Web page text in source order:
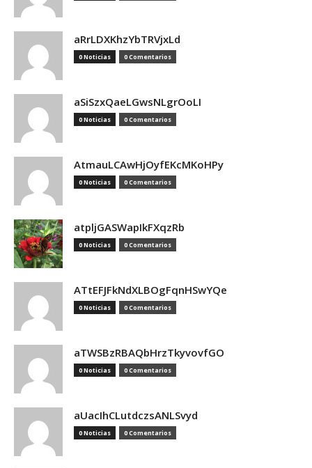
aRrLDXKhzYbTRVjxLd
0 Noticias 0 Comentarios
aSiSzxQaeLGwsNLgrOoLI
0 Noticias 0 Comentarios
AtmauLCAwHjOyfEKcMKoHPy
0 Noticias 0 Comentarios
atpljGASWapIkFXqzRb
0 Noticias 0 Comentarios
ATtEFJFkNdXLBOgFqnHSwYQe
0 Noticias 0 Comentarios
aTWSBzRBAQbHrzTkyvovfGO
0 Noticias 0 Comentarios
aUacIhCLutdczsANLSvyd
0 Noticias 0 Comentarios